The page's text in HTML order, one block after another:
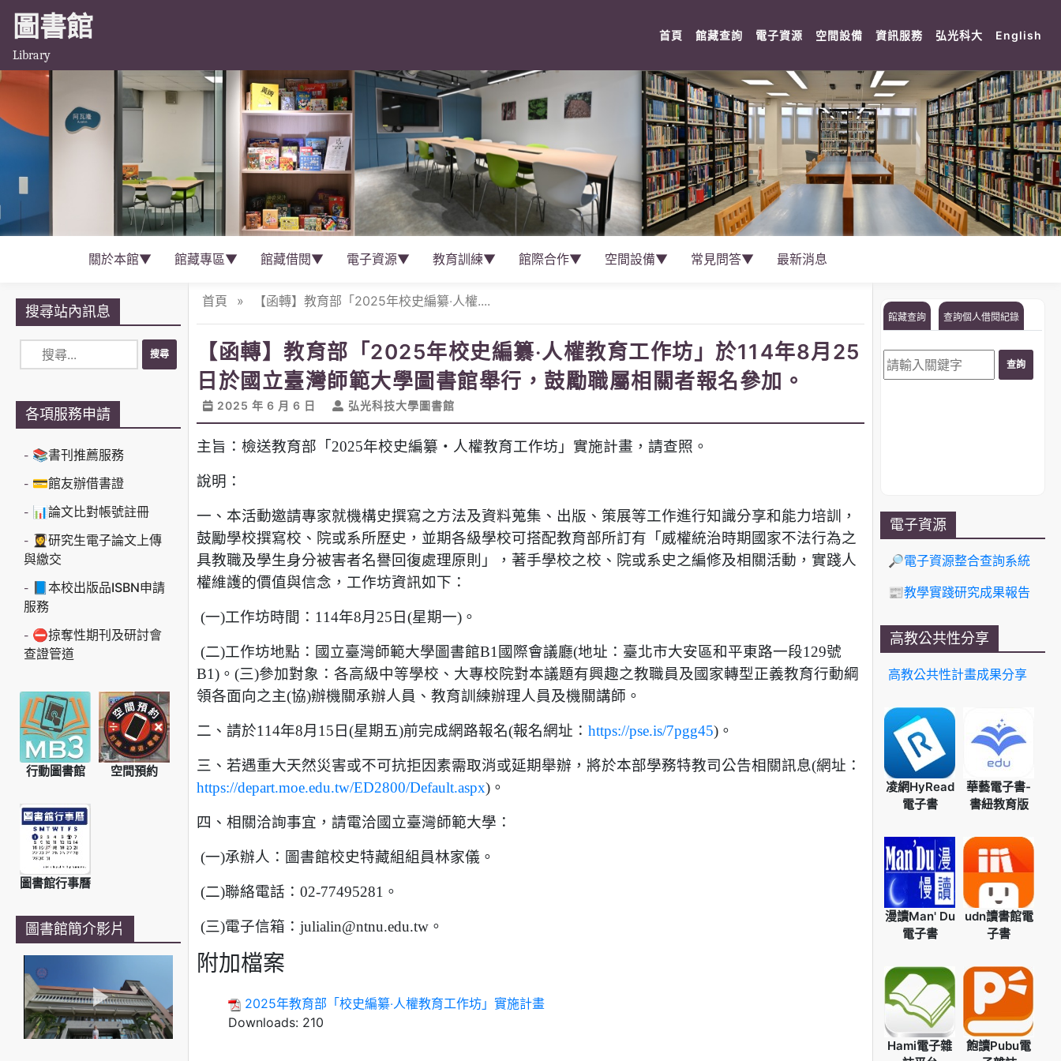
圖書館
Library
首頁 (current)
館藏查詢 (current)
電子資源 (current)
空間設備 (current)
資訊服務 (current)
弘光科大 (current)
English
關於本館▼ 館藏專區▼ 館藏借閱▼ 電子資源▼ 教育訓練▼ 館際合作▼ 空間設備▼ 常見問答▼ 最新消息
搜尋站內訊息
各項服務申請
📚書刊推薦服務
💳館友辦借書證
📊論文比對帳號註冊
👩‍🎓研究生電子論文上傳
與繳交
📘本校出版品ISBN申請
服務
⛔掠奪性期刊及研討會
查證管道
行動圖書館 空間預約
圖書館行事曆
圖書館簡介影片
首頁 » 【函轉】教育部「2025年校史編纂‧人權....
【函轉】教育部「2025年校史編纂‧人權教育工作坊」於114年8月25
日於國立臺灣師範大學圖書館舉行，鼓勵職屬相關者報名參加。
2025 年 6 月 6 日 弘光科技大學圖書館
主旨：檢送教育部「2025年校史編纂‧人權教育工作坊」實施計畫，請查照。
說明：
一、本活動邀請專家就機構史撰寫之方法及資料蒐集、出版、策展等工作進行知識分享和能力培訓，
鼓勵學校撰寫校、院或系所歷史，並期各級學校可搭配教育部所訂有「威權統治時期國家不法行為之
具教職及學生身分被害者名譽回復處理原則」，著手學校之校、院或系史之編修及相關活動，實踐人
權維護的價值與信念，工作坊資訊如下：
(一)工作坊時間：114年8月25日(星期一)。
(二)工作坊地點：國立臺灣師範大學圖書館B1國際會議廳(地址：臺北市大安區和平東路一段129號
B1)。(三)參加對象：各高級中等學校、大專校院對本議題有興趣之教職員及國家轉型正義教育行動綱
領各面向之主(協)辦機關承辦人員、教育訓練辦理人員及機關講師。
二、請於114年8月15日(星期五)前完成網路報名(報名網址： https://pse.is/7pgg45)。
三、若遇重大天然災害或不可抗拒因素需取消或延期舉辦，將於本部學務特教司公告相關訊息(網址：
https://depart.moe.edu.tw/ED2800/Default.aspx)。
四、相關洽詢事宜，請電洽國立臺灣師範大學：
(一)承辦人：圖書館校史特藏組組員林家儀。
(二)聯絡電話：02-77495281。
(三)電子信箱：julialin@ntnu.edu.tw。
附加檔案
2025年教育部「校史編纂‧人權教育工作坊」實施計畫
Downloads: 210
館藏查詢 查詢個人借閱紀錄
電子資源
🔎電子資源整合查詢系統
📰教學實踐研究成果報告
高教公共性分享
高教公共性計畫成果分享
凌網HyRead
電子書
華藝電子書-
書紐教育版
漫讀Man' Du
電子書
udn讀書館電
子書
Hami電子雜
飽讀Pubu電